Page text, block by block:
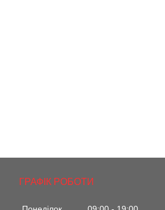
ГРАФІК РОБОТИ